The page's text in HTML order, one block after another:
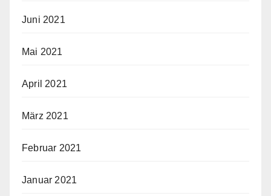
Juni 2021
Mai 2021
April 2021
März 2021
Februar 2021
Januar 2021